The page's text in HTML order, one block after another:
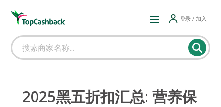
登录 / 加入
2025黑五折扣汇总: 营养保